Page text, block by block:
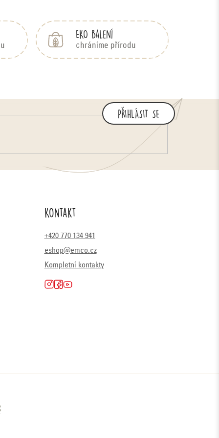
EKO balení
chráníme přírodu
PŘIHLÁSIT SE
Kontakt
+420 770 134 941
eshop@emco.cz
Kompletní kontakty